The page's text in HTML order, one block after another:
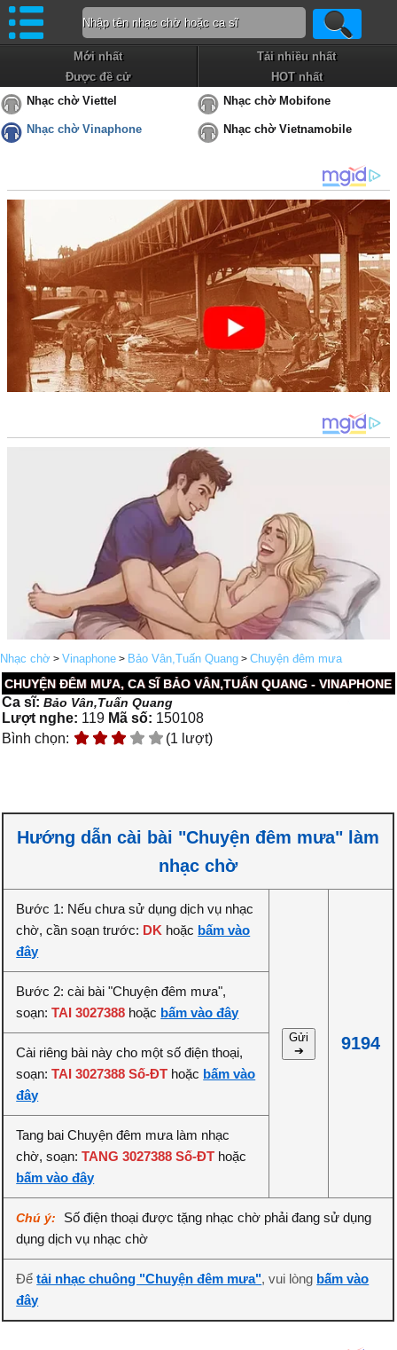
Mới nhất
Tải nhiều nhất
Được đề cử
HOT nhất
Nhạc chờ Viettel
Nhạc chờ Mobifone
Nhạc chờ Vinaphone Nhạc chờ Vietnamobile
Nhạc chờ > Vinaphone > Bảo Vân,Tuấn Quang > Chuyện đêm mưa
CHUYỆN ĐÊM MƯA, CA SĨ BẢO VÂN,TUẤN QUANG - VINAPHONE
Ca sĩ:Bảo Vân,Tuấn Quang
Lượt nghe: 119 Mã số: 150108
Bình chọn:
(1 lượt)
Hướng dẫn cài bài "Chuyện đêm mưa" làm
nhạc chờ
Bước 1: Nếu chưa sử dụng dịch vụ nhạc
chờ, cần soạn trước: DK hoặc bấm vào
đây
Gửi
➔
9194
Bước 2: cài bài "Chuyện đêm mưa",
soạn:TAI 3027388 hoặc bấm vào đây
Cài riêng bài này cho một số điện thoại,
soạn:TAI 3027388 Số-ĐT hoặc bấm vào
đây
Tang bai Chuyện đêm mưa làm nhạc
chờ, soạn:TANG 3027388 Số-ĐT hoặc
bấm vào đây
Chú ý:
Số điện thoại được tặng nhạc chờ phải đang sử dụng
dụng dịch vụ nhạc chờ
Đểtải nhạc chuông "Chuyện đêm mưa", vui lòng bấm vào
đây